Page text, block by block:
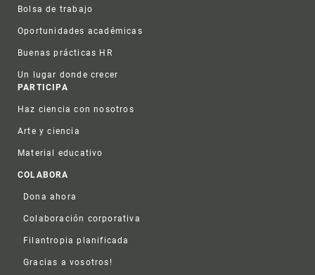
Bolsa de trabajo
Oportunidades académicas
Buenas prácticas HR
Un lugar donde crecer
PARTICIPA
Haz ciencia con nosotros
Arte y ciencia
Material educativo
COLABORA
Dona ahora
Colaboración corporativa
Filantropia planificada
Gracias a vosotros!